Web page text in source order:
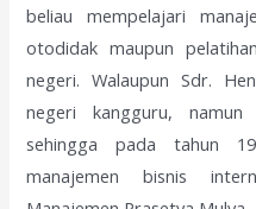
beliau mempelajari
otodidak maupun
negeri. Walaupun Sdr.
negeri kangguru,
sehingga pada tahun
manajemen bisnis